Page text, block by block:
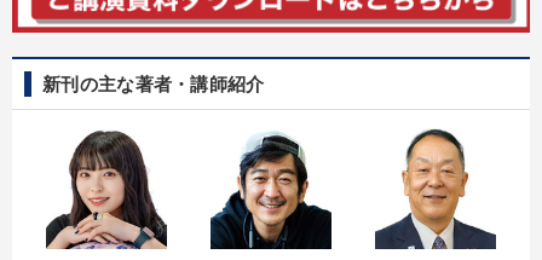
新刊の主な著者・講師紹介